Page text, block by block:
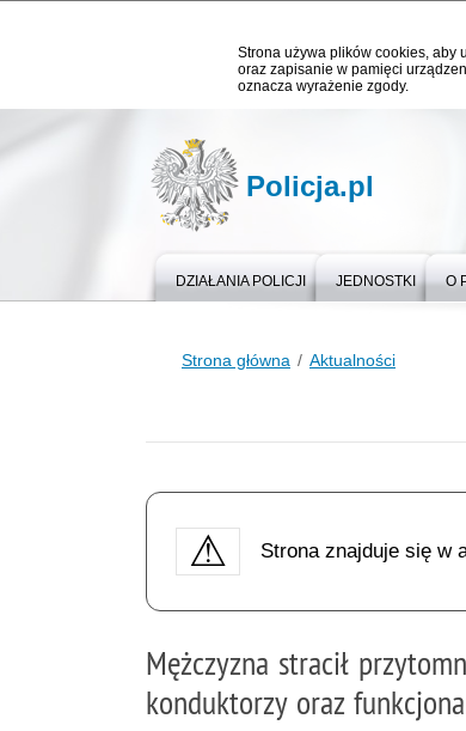
Strona używa plików cookies, aby
oraz zapisanie w pamięci
oznacza wyrażenie zgody.
Policja.pl
DZIAŁANIA POLICJI JEDNOSTKI O
Strona główna Aktualności
Strona znajduje się w
Mężczyzna stracił
konduktorzy oraz